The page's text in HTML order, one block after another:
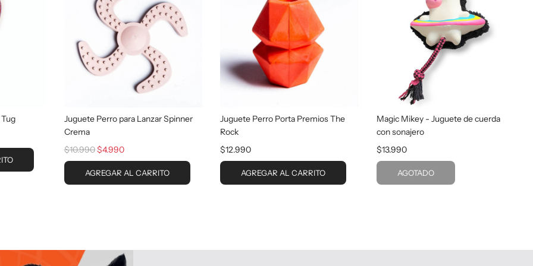
Juguete Perro para Lanzar Spinner
Crema
P
r
c
g
$10.990$4.990
AGREGAR AL CARRITO
Juguete Perro Porta Premios The
Rock
$12.990
AGREGAR AL CARRITO
Magic Mikey - Juguete de cuerda
con sonajero
$13.990
AGOTADO